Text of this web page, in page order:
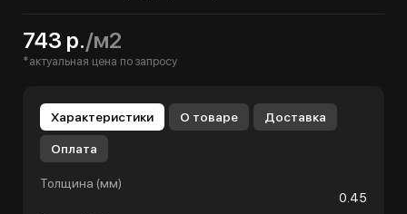
743 р./м2
*актуальная цена по запросу
Характеристики О товаре Доставка
Оплата
Толщина (мм)
0.45